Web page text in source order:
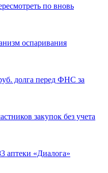
по вновь
оспаривания
долга перед ФНС за
закупок без учета
аптеки «Диалога»